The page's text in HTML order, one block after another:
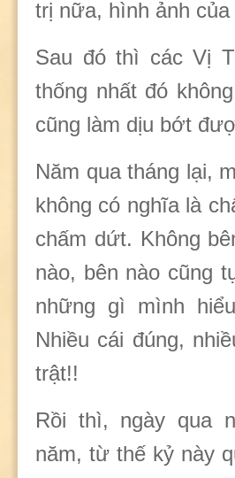
trị nữa, hình ảnh
Sau đó thì các Vị
thống nhất đó
cũng làm dịu bớt
Năm qua tháng lại,
không có nghĩa là
chấm dứt. Không
nào, bên nào cũng
những gì mình
Nhiều cái đúng,
trật!!
Rồi thì, ngày qua
năm, từ thế kỷ này